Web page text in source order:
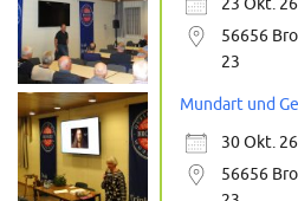
23 Okt. 26
56656
23
Mundart und
30 Okt. 26
56656